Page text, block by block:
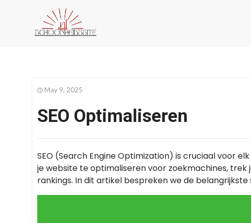
May 9, 2025
SEO Optimaliseren
SEO (Search Engine Optimization) is cruciaal voor
je website te optimaliseren voor zoekmachines,
rankings. In dit artikel bespreken we de